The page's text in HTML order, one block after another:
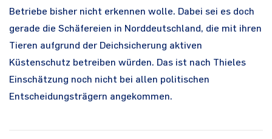
Betriebe bisher nicht erkennen wolle. Dabei sei es doch
gerade die Schäfereien in Norddeutschland, die mit ihren
Tieren aufgrund der Deichsicherung aktiven
Küstenschutz betreiben würden. Das ist nach Thieles
Einschätzung noch nicht bei allen politischen
Entscheidungsträgern angekommen.